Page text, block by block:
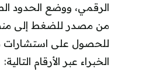
الرقمي، ووضع الحدود
من مصدر للضغط إلى
للحصول على استشارات
الخبراء عبر الأرقام التالية: